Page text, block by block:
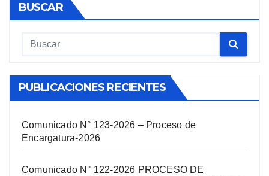
BUSCAR
PUBLICACIONES RECIENTES
Comunicado N° 123-2026 – Proceso de
Encargatura-2026
Comunicado N° 122-2026 PROCESO DE